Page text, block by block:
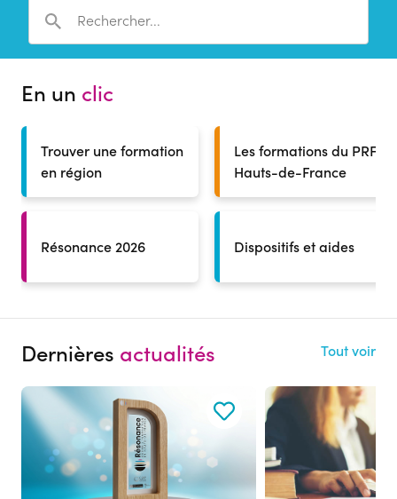
En un clic
Trouver une formation
en région
Résonance 2026
Les formations du PRF
Hauts-de-France
Dispositifs et aides
Dernières actualités Tout voir